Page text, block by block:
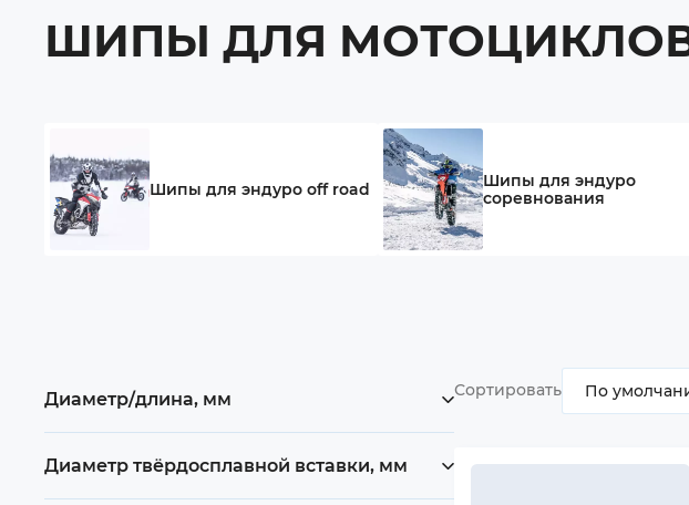
ШИПЫ ДЛЯ
Шипы для эндуро off road
Шипы для эндуро
соревнования
Диаметр/длина, мм
Диаметр твёрдосплавной вставки, мм
Сортировать